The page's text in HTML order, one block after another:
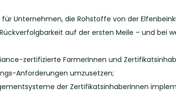
Unternehmen, die Rohstoffe von der
auf der ersten Meile – und bei
zertifizierte FarmerInnen und
Anforderungen umzusetzen;
der ZertifikatsinhaberInnen